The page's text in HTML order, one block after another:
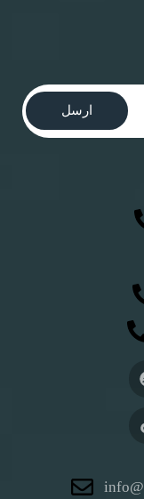
ارسل